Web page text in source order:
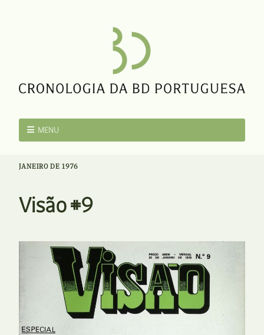
MENU
JANEIRO DE 1976
Visão #9